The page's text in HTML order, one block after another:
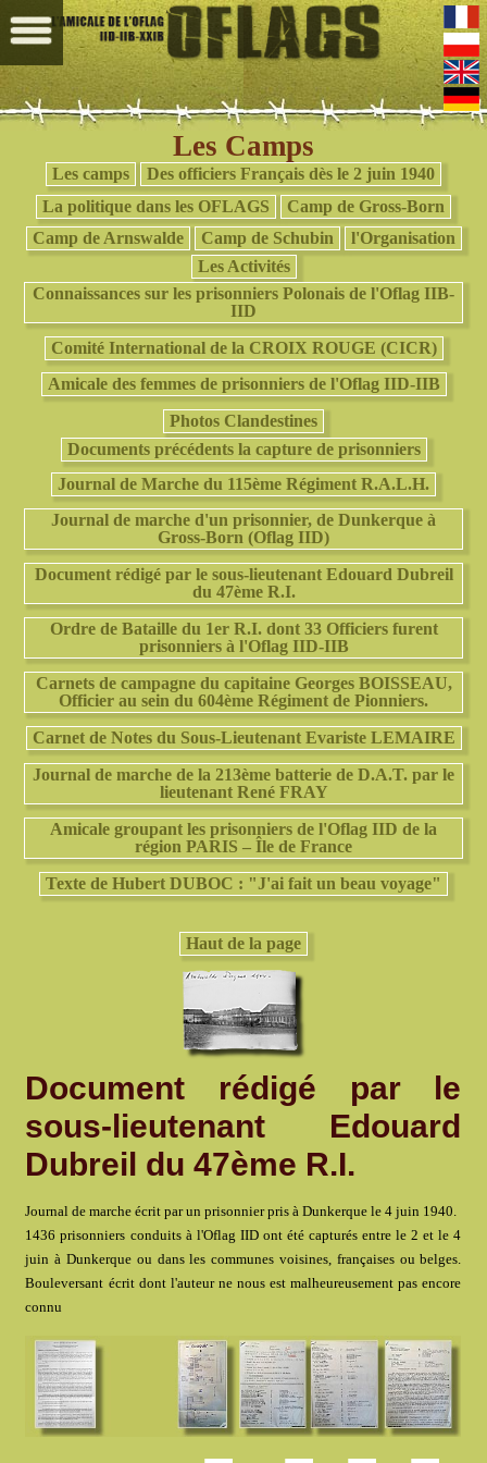
Les Camps
Les camps
Des officiers Français dès le 2 juin 1940
La politique dans les OFLAGS
Camp de Gross-Born
Camp de Arnswalde
Camp de Schubin
l'Organisation
Les Activités
Connaissances sur les prisonniers Polonais de l'Oflag IIB-
IID
Comité International de la CROIX ROUGE (CICR)
Amicale des femmes de prisonniers de l'Oflag IID-IIB
Photos Clandestines
Documents précédents la capture de prisonniers
Journal de Marche du 115ème Régiment R.A.L.H.
Journal de marche d'un prisonnier, de Dunkerque à
Gross-Born (Oflag IID)
Document rédigé par le sous-lieutenant Edouard Dubreil
du 47ème R.I.
Ordre de Bataille du 1er R.I. dont 33 Officiers furent
prisonniers à l'Oflag IID-IIB
Carnets de campagne du capitaine Georges BOISSEAU,
Officier au sein du 604ème Régiment de Pionniers.
Carnet de Notes du Sous-Lieutenant Evariste LEMAIRE
Journal de marche de la 213ème batterie de D.A.T. par le
lieutenant René FRAY
Amicale groupant les prisonniers de l'Oflag IID de la
région PARIS – Île de France
Texte de Hubert DUBOC : "J'ai fait un beau voyage"
Haut de la page
Document rédigé par le
sous-lieutenant Edouard
Dubreil du 47ème R.I.
Journal de marche écrit par un prisonnier pris à Dunkerque le 4 juin 1940.
1436 prisonniers conduits à l'Oflag IID ont été capturés entre le 2 et le 4
juin à Dunkerque ou dans les communes voisines, françaises ou belges.
Bouleversant écrit dont l'auteur ne nous est malheureusement pas encore
connu